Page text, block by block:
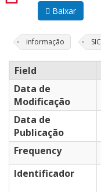
Baixar
informação SIC
Field
Data de
Modificação
Data de
Publicação
Frequency
Identificador